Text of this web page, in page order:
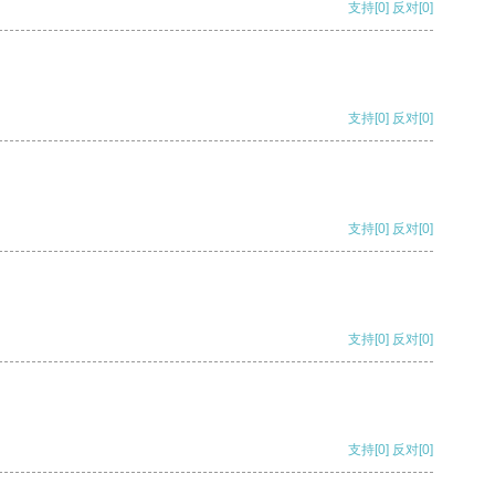
支持[0] 反对[0]
支持[0] 反对[0]
支持[0] 反对[0]
支持[0] 反对[0]
支持[0] 反对[0]